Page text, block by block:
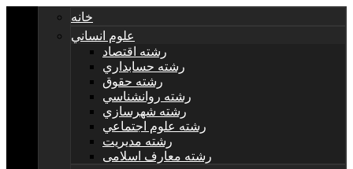
خانه
علوم انساني
رشته اقتصاد
رشته حسابداري
رشته حقوق
رشته روانشناسي
رشته شهرسازي
رشته علوم اجتماعي
رشته مديريت
رشته معارف اسلامی